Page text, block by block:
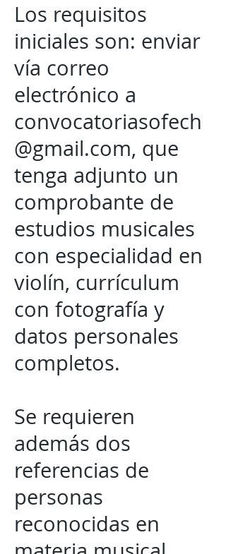
Los requisitos
iniciales son: enviar
vía correo
electrónico a
convocatoriasofech
@gmail.com, que
tenga adjunto un
comprobante de
estudios musicales
con especialidad en
violín, currículum
con fotografía y
datos personales
completos.
Se requieren
además dos
referencias de
personas
reconocidas en